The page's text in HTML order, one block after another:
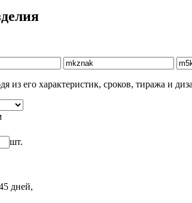
из его характеристик, сроков, тиража и
шт.
дней,